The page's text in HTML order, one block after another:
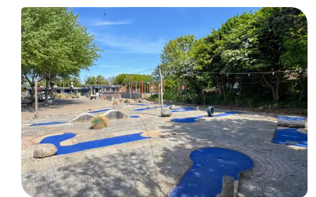
Brouwershaven
Bruinisse
Zierikzee
Natur
Oosterschelde
Burgh
Haamstede
Natur
Walcheren